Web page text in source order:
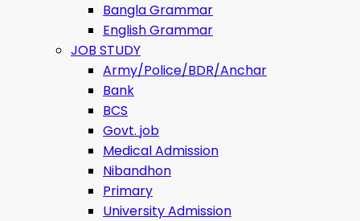
Bangla Grammar
English Grammar
JOB STUDY
Army/Police/BDR/Anchar
Bank
BCS
Govt. job
Medical Admission
Nibandhon
Primary
University Admission